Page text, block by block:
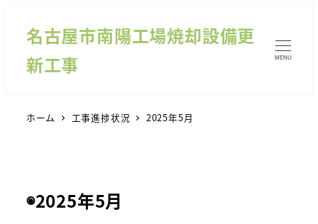
名古屋市南陽工場焼却設備更
新工事
MENU
ホーム 工事進捗状況 2025年5月
◉2025年5月